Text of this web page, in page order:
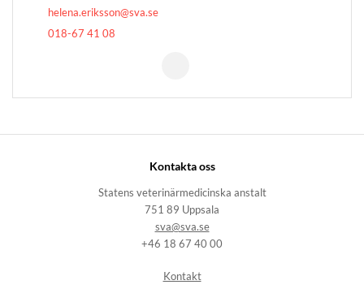
helena.eriksson@sva.se
018-67 41 08
Kontakta oss
Statens veterinärmedicinska anstalt
751 89 Uppsala
sva@sva.se
+46 18 67 40 00
Kontakt